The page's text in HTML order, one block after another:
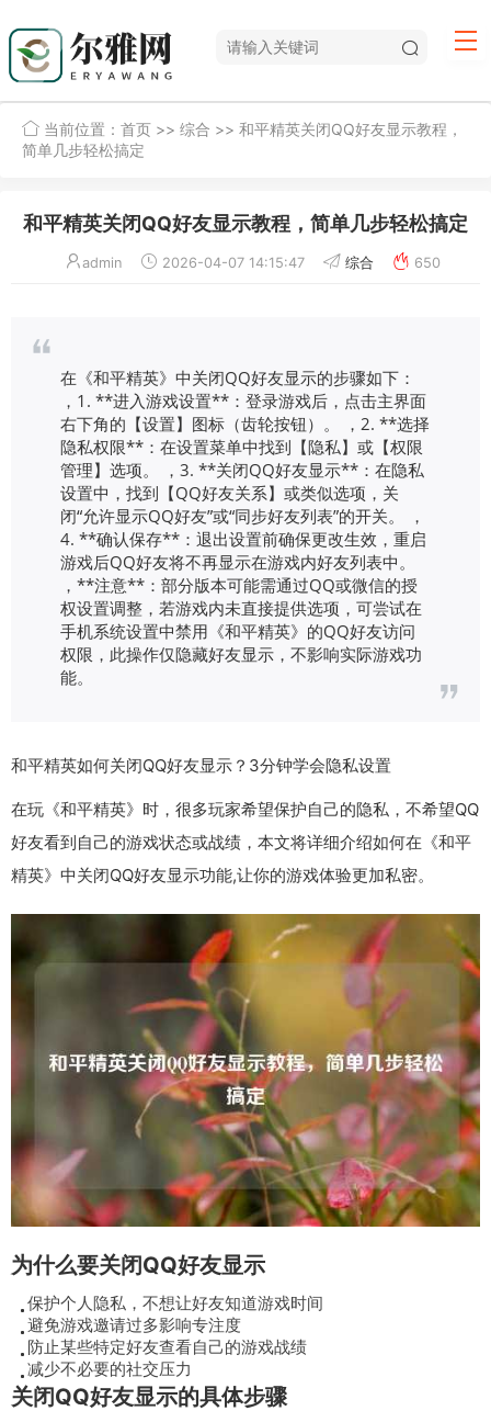
当前位置： 首页 >> 综合 >> 和平精英关闭QQ好友显示教程，
简单几步轻松搞定
和平精英关闭QQ好友显示教程，简单几步轻松搞定
admin 2026-04-07 14:15:47 综合 650
在《和平精英》中关闭QQ好友显示的步骤如下：
，1. **进入游戏设置**：登录游戏后，点击主界面
右下角的【设置】图标（齿轮按钮）。 ，2. **选择
隐私权限**：在设置菜单中找到【隐私】或【权限
管理】选项。 ，3. **关闭QQ好友显示**：在隐私
设置中，找到【QQ好友关系】或类似选项，关
闭“允许显示QQ好友”或“同步好友列表”的开关。 ，
4. **确认保存**：退出设置前确保更改生效，重启
游戏后QQ好友将不再显示在游戏内好友列表中。
，**注意**：部分版本可能需通过QQ或微信的授
权设置调整，若游戏内未直接提供选项，可尝试在
手机系统设置中禁用《和平精英》的QQ好友访问
权限，此操作仅隐藏好友显示，不影响实际游戏功
能。
和平精英如何关闭QQ好友显示？3分钟学会隐私设置
在玩《和平精英》时，很多玩家希望保护自己的隐私，不希望QQ
好友看到自己的游戏状态或战绩，本文将详细介绍如何在《和平
精英》中关闭QQ好友显示功能,让你的游戏体验更加私密。
为什么要关闭QQ好友显示
保护个人隐私，不想让好友知道游戏时间
避免游戏邀请过多影响专注度
防止某些特定好友查看自己的游戏战绩
减少不必要的社交压力
关闭QQ好友显示的具体步骤